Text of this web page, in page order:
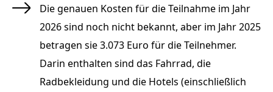
Die genauen Kosten für die Teilnahme im Jahr
2026 sind noch nicht bekannt, aber im Jahr 2025
betragen sie 3.073 Euro für die Teilnehmer.
Darin enthalten sind das Fahrrad, die
Radbekleidung und die Hotels (einschließlich